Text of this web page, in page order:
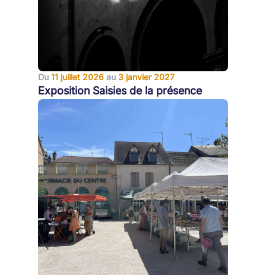
Du 11 juillet 2026 au 3 janvier 2027
Exposition Saisies de la présence